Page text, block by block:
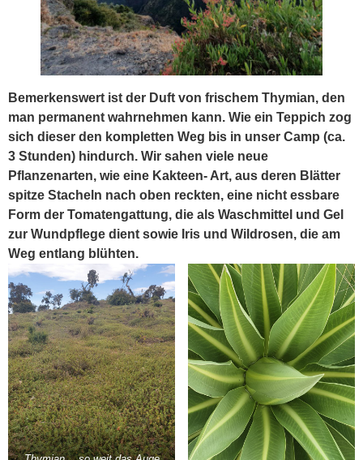
Bemerkenswert ist der Duft von frischem Thymian, den
man permanent wahrnehmen kann. Wie ein Teppich zog
sich dieser den kompletten Weg bis in unser Camp (ca.
3 Stunden) hindurch. Wir sahen viele neue
Pflanzenarten, wie eine Kakteen- Art, aus deren Blätter
spitze Stacheln nach oben reckten, eine nicht essbare
Form der Tomatengattung, die als Waschmittel und Gel
zur Wundpflege dient sowie Iris und Wildrosen, die am
Weg entlang blühten.